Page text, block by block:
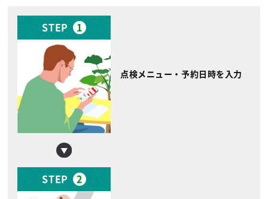
STEP 1
点検メニュー・予約日時を入力
STEP 2